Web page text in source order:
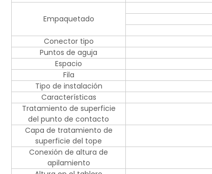
Empaquetado
Conector tipo
Puntos de aguja
Espacio
Fila
Tipo de instalación
Características
Tratamiento de superficie
del punto de contacto
Capa de tratamiento de
superficie del tope
Conexión de altura de
apilamiento